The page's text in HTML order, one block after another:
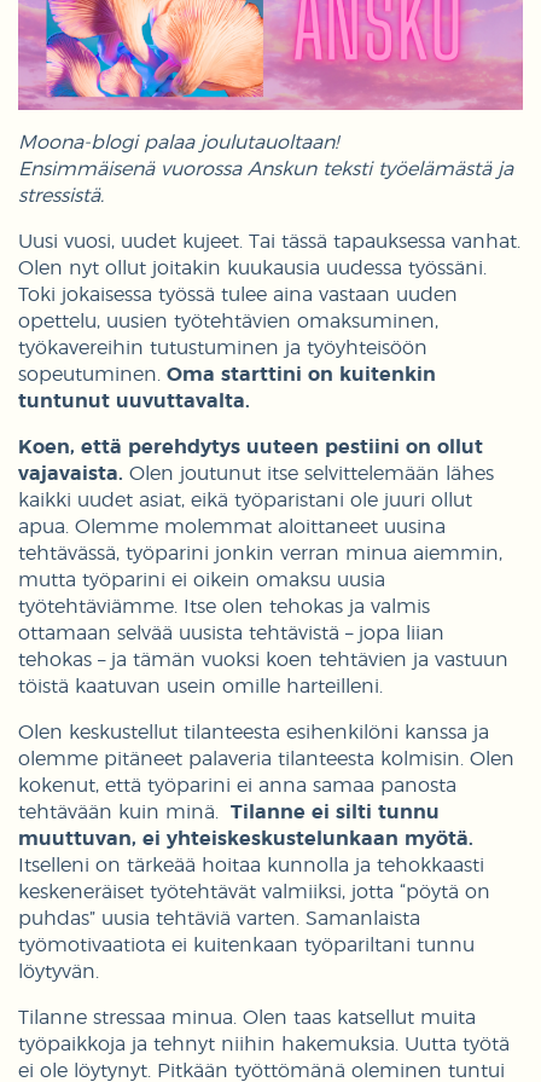
Moona-blogi palaa joulutauoltaan!
Ensimmäisenä vuorossa Anskun teksti työelämästä ja
stressistä.
Uusi vuosi, uudet kujeet. Tai tässä tapauksessa vanhat.
Olen nyt ollut joitakin kuukausia uudessa työssäni.
Toki jokaisessa työssä tulee aina vastaan uuden
opettelu, uusien työtehtävien omaksuminen,
työkavereihin tutustuminen ja työyhteisöön
sopeutuminen. Oma starttini on kuitenkin
tuntunut uuvuttavalta.
Koen, että perehdytys uuteen pestiini on ollut
vajavaista. Olen joutunut itse selvittelemään lähes
kaikki uudet asiat, eikä työparistani ole juuri ollut
apua. Olemme molemmat aloittaneet uusina
tehtävässä, työparini jonkin verran minua aiemmin,
mutta työparini ei oikein omaksu uusia
työtehtäviämme. Itse olen tehokas ja valmis
ottamaan selvää uusista tehtävistä – jopa liian
tehokas – ja tämän vuoksi koen tehtävien ja vastuun
töistä kaatuvan usein omille harteilleni.
Olen keskustellut tilanteesta esihenkilöni kanssa ja
olemme pitäneet palaveria tilanteesta kolmisin. Olen
kokenut, että työparini ei anna samaa panosta
tehtävään kuin minä. Tilanne ei silti tunnu
muuttuvan, ei yhteiskeskustelunkaan myötä.
Itselleni on tärkeää hoitaa kunnolla ja tehokkaasti
keskeneräiset työtehtävät valmiiksi, jotta “pöytä on
puhdas” uusia tehtäviä varten. Samanlaista
työmotivaatiota ei kuitenkaan työpariltani tunnu
löytyvän.
Tilanne stressaa minua. Olen taas katsellut muita
työpaikkoja ja tehnyt niihin hakemuksia. Uutta työtä
ei ole löytynyt. Pitkään työttömänä oleminen tuntui